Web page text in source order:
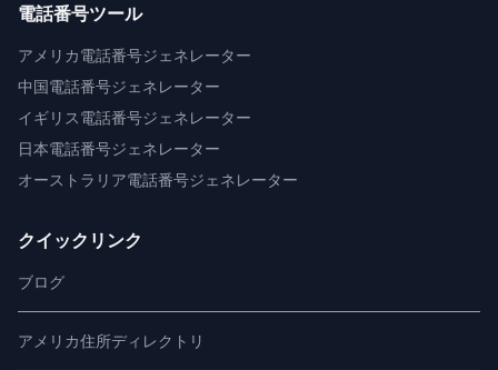
電話番号ツール
アメリカ電話番号ジェネレーター
中国電話番号ジェネレーター
イギリス電話番号ジェネレーター
日本電話番号ジェネレーター
オーストラリア電話番号ジェネレーター
クイックリンク
ブログ
アメリカ住所ディレクトリ